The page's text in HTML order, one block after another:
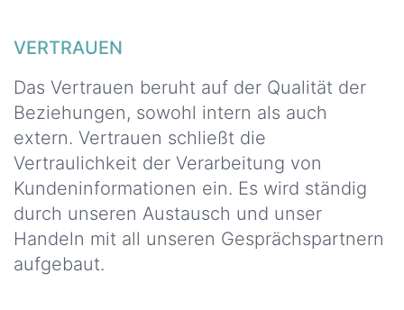
VERTRAUEN
Das Vertrauen beruht auf der Qualität der
Beziehungen, sowohl intern als auch
extern. Vertrauen schließt die
Vertraulichkeit der Verarbeitung von
Kundeninformationen ein. Es wird ständig
durch unseren Austausch und unser
Handeln mit all unseren Gesprächspartnern
aufgebaut.